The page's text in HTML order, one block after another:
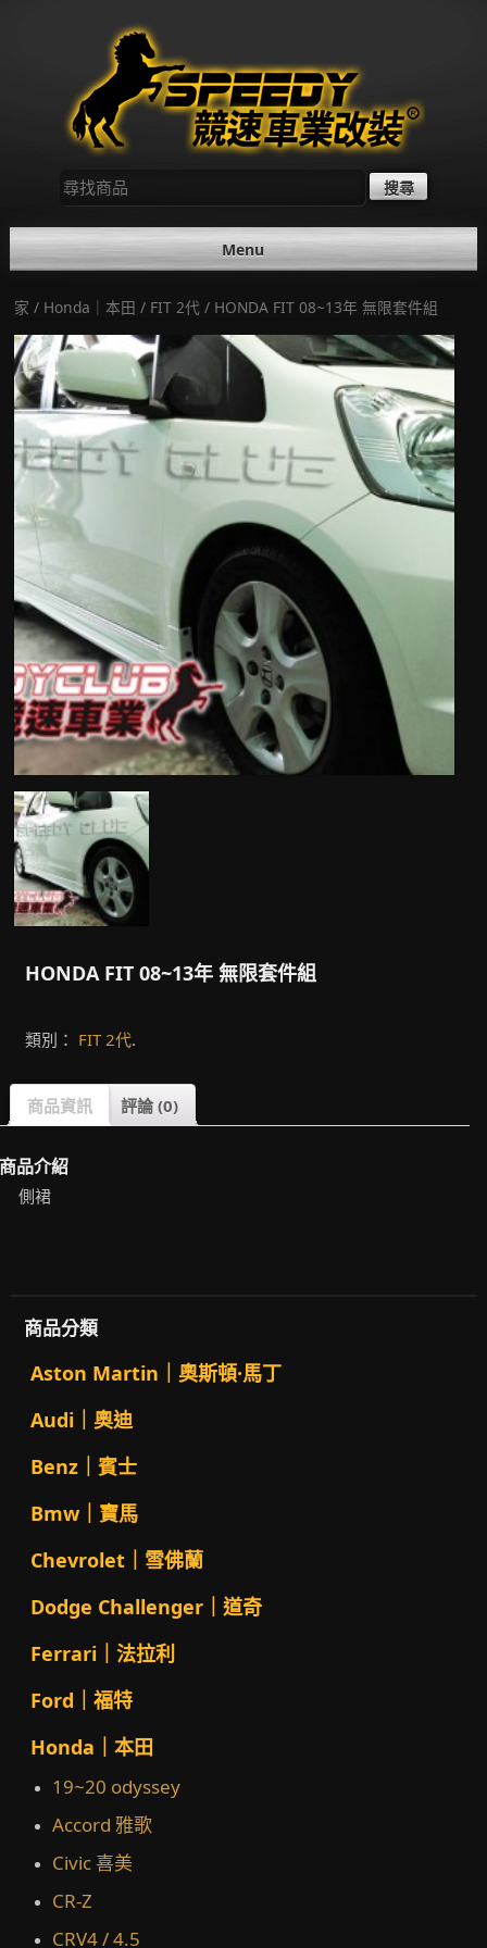
尋
找：
Menu
家 / Honda｜本田 / FIT 2代/ HONDA FIT 08~13年 無限套件組
HONDA FIT 08~13年 無限套件組
類別： FIT 2代.
商品資訊 評論 (0)
品介紹
側裙
商品分類
Aston Martin｜奧斯頓·馬丁
Audi｜奧迪
Benz｜賓士
Bmw｜寶馬
Chevrolet｜雪佛蘭
Dodge Challenger｜道奇
Ferrari｜法拉利
Ford｜福特
Honda｜本田
19~20 odyssey
Accord 雅歌
Civic 喜美
CR-Z
CRV4 / 4.5